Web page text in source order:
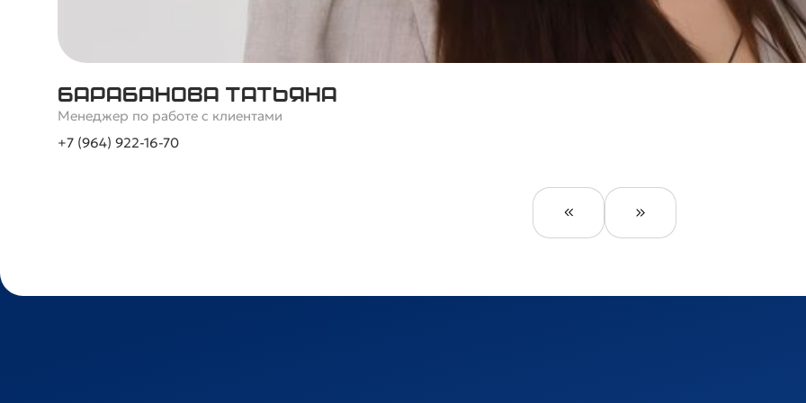
Барабанова Татьяна
Менеджер по работе с клиентами
+7 (964) 922-16-70